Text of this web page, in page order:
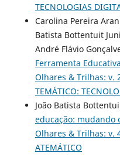
TECNOLOGIAS
Carolina Pereira
Batista Bottentuit
André Flávio
Ferramenta
Olhares & Trilhas: v.
TEMÁTICO:
João Batista
educação: mudando
Olhares & Trilhas: v.
ATEMÁTICO